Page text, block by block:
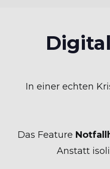
In einer echten
Das Feature
Anstatt